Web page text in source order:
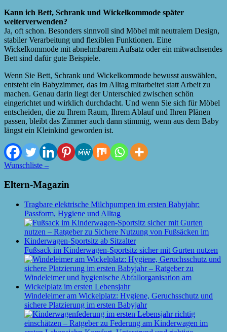
Kann ich Bett, Schrank und Wickelkommode später
weiterverwenden?
Ja, oft schon. Besonders sinnvoll sind Möbel mit neutralem Design,
stabiler Verarbeitung und flexiblen Funktionen. Eine
Wickelkommode mit abnehmbarem Aufsatz oder ein mitwachsendes
Bett sind dafür gute Beispiele.
Wenn Sie Bett, Schrank und Wickelkommode bewusst auswählen,
entsteht ein Babyzimmer, das im Alltag mitarbeitet statt Arbeit zu
machen. Genau darin liegt der Unterschied zwischen schön
eingerichtet und wirklich durchdacht. Und wenn Sie sich für Möbel
entscheiden, die zu Ihrem Raum, Ihrem Ablauf und Ihren Plänen
passen, bleibt das Zimmer auch dann stimmig, wenn aus dem Baby
längst ein Kleinkind geworden ist.
Wunschliste –
Eltern-Magazin
Tragbare elektrische Milchpumpen im ersten Babyjahr:
Passform, Hygiene und Alltag
Fußsack im Kinderwagen-Sportsitz sicher mit Gurten nutzen
Windeleimer am Wickelplatz: Hygiene, Geruchsschutz und
sichere Platzierung im ersten Babyjahr